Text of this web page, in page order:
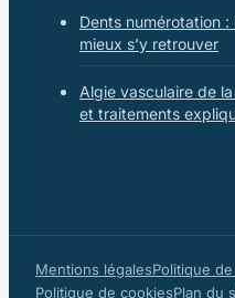
Dents numérotation
mieux s’y retrouver
Algie vasculaire de
et traitements
Mentions légalesPolitique
Politique de cookiesPlan du